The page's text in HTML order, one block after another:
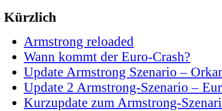
Kürzlich
Armstrong reloaded
Wann kommt der Euro-Crash?
Update Armstrong Szenario –
Update 2 Armstrong-Szenario –
Kurzupdate zum Armstrong-